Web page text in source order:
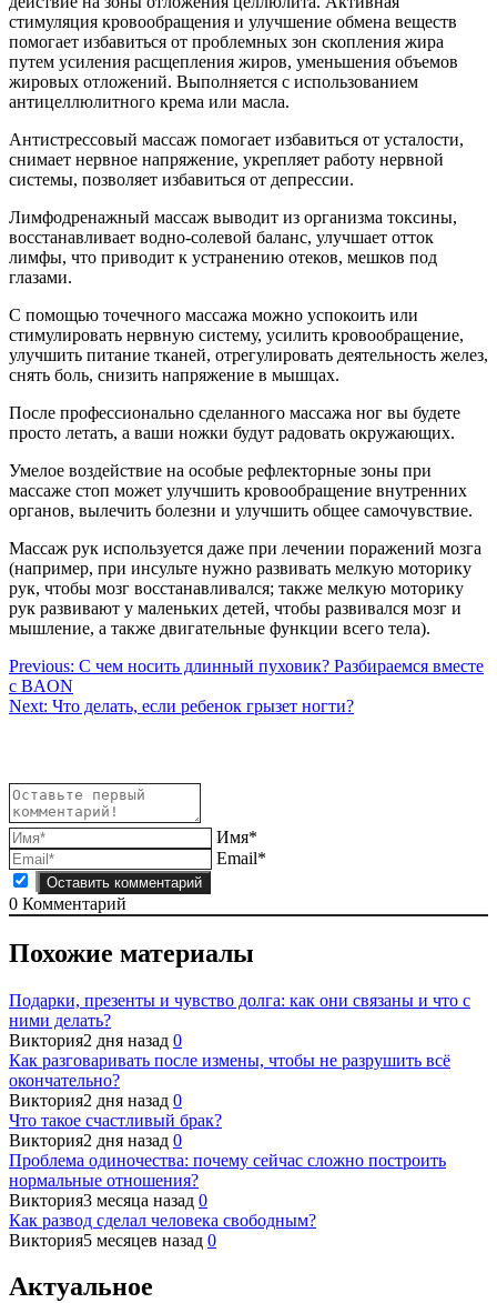
стимуляция кровообращения и улучшение обмена веществ
помогает избавиться от проблемных зон скопления жира
путем усиления расщепления жиров, уменьшения объемов
жировых отложений. Выполняется с использованием
антицеллюлитного крема или масла.
Антистрессовый массаж помогает избавиться от усталости,
снимает нервное напряжение, укрепляет работу нервной
системы, позволяет избавиться от депрессии.
Лимфодренажный массаж выводит из организма токсины,
восстанавливает водно-солевой баланс, улучшает отток
лимфы, что приводит к устранению отеков, мешков под
глазами.
С помощью точечного массажа можно успокоить или
стимулировать нервную систему, усилить кровообращение,
улучшить питание тканей, отрегулировать деятельность желез,
снять боль, снизить напряжение в мышцах.
После профессионально сделанного массажа ног вы будете
просто летать, а ваши ножки будут радовать окружающих.
Умелое воздействие на особые рефлекторные зоны при
массаже стоп может улучшить кровообращение внутренних
органов, вылечить болезни и улучшить общее самочувствие.
Массаж рук используется даже при лечении поражений мозга
(например, при инсульте нужно развивать мелкую моторику
рук, чтобы мозг восстанавливался; также мелкую моторику
рук развивают у маленьких детей, чтобы развивался мозг и
мышление, а также двигательные функции всего тела).
Навигация
по
Previous: С чем носить длинный пуховик? Разбираемся вместе
с BAON
Next: Что делать, если ребенок грызет ногти?
Имя*
Email*
0 Комментарий
Похожие материалы
Подарки, презенты и чувство долга: как они связаны и что с
ними делать?
Виктория2 дня назад 0
Как разговаривать после измены, чтобы не разрушить всё
окончательно?
Виктория2 дня назад 0
Что такое счастливый брак?
Виктория2 дня назад 0
Проблема одиночества: почему сейчас сложно построить
нормальные отношения?
Виктория3 месяца назад 0
Как развод сделал человека свободным?
Виктория5 месяцев назад 0
Актуальное